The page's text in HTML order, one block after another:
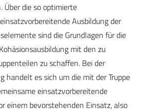
Über die so optimierte
Ausbildung der
sind die Grundlagen für die
mit den zu
zu schaffen. Bei der
handelt es sich um die mit der Truppe
einsatzvorbereitende
einem bevorstehenden Einsatz, also